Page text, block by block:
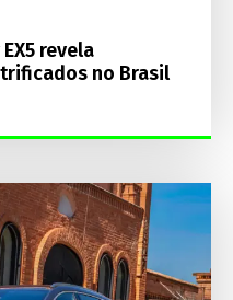
revela
no Brasil